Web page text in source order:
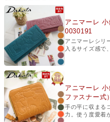
アニマーレ 小
0030191
アニマーレシリ
入るサイズ感で
アニマーレ
ファスナー式
手の平に収まる
力。使う度愛着